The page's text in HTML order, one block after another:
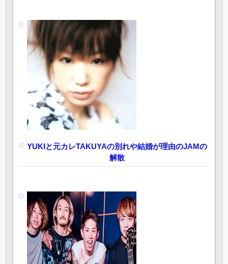
YUKIと元カレTAKUYAの別れや結婚が理由のJAMの
解散